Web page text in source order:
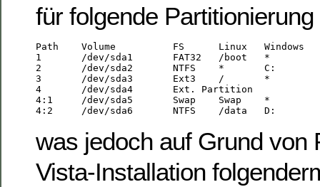
für folgende
Path    Volume          FS	Linux   Windows
1       /dev/sda1       FAT32   /boot   *
2       /dev/sda2       NTFS    *       C:
3       /dev/sda3       Ext3    /       *
4       /dev/sda4       Ext. Partition
4:1     /dev/sda5       Swap    Swap    *
was jedoch auf Grund von
Vista-Installation